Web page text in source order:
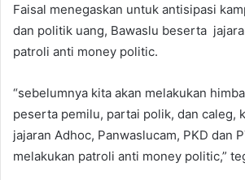
Faisal menegaskan untuk antisipasi
dan politik uang, Bawaslu beserta
patroli anti money politic.
“sebelumnya kita akan melakukan
peserta pemilu, partai polik, dan caleg,
jajaran Adhoc, Panwaslucam, PKD dan
melakukan patroli anti money politic,”